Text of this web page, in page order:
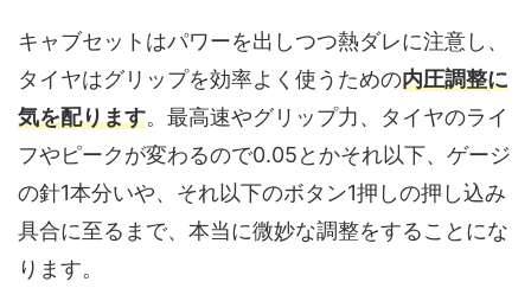
キャブセットはパワーを出しつつ熱ダレに注意し、
タイヤはグリップを効率よく使うための内圧調整に
気を配ります。最高速やグリップ力、タイヤのライ
フやピークが変わるので0.05とかそれ以下、ゲージ
の針1本分いや、それ以下のボタン1押しの押し込み
具合に至るまで、本当に微妙な調整をすることにな
ります。